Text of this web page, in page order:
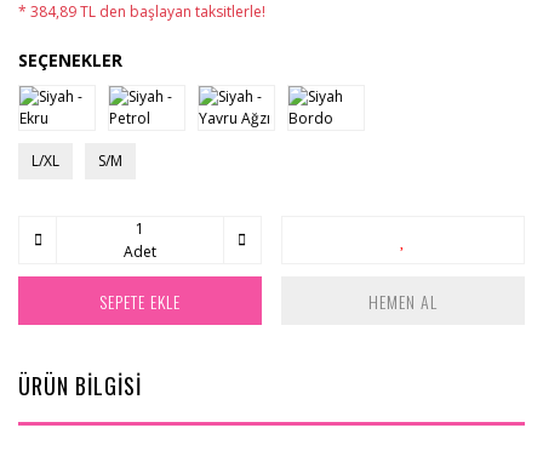
* 384,89 TL den başlayan taksitlerle!
SEÇENEKLER
L/XL S/M
Adet
SEPETE EKLE HEMEN AL
ÜRÜN BİLGİSİ